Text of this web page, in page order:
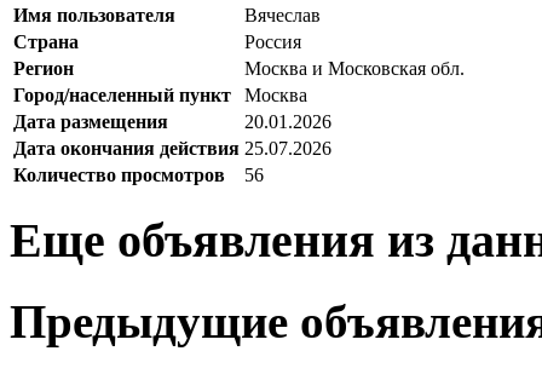
Имя пользователя
Вячеслав
Страна
Россия
Регион
Москва и Московская обл.
Город/населенный пункт
Москва
Дата размещения
20.01.2026
Дата окончания действия 25.07.2026
Количество просмотров
56
Еще объявления из
Предыдущие